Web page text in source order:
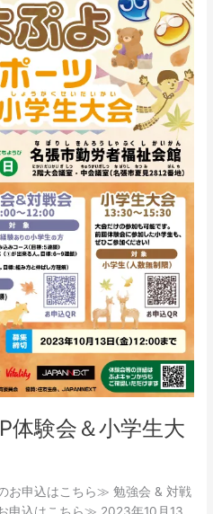
体験会＆小学生大
お申込はこちら≫ 勉強会 & 対戦